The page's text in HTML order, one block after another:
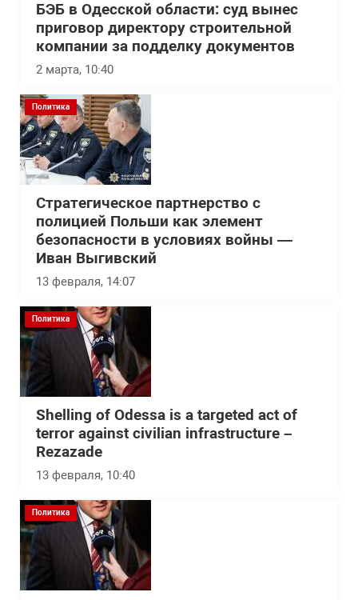
БЭБ в Одесской области: суд вынес
приговор директору строительной
компании за подделку документов
2 марта, 10:40
Политика
Стратегическое партнерство с
полицией Польши как элемент
безопасности в условиях войны —
Иван Выгивский
13 февраля, 14:07
Политика
Shelling of Odessa is a targeted act of
terror against civilian infrastructure –
Rezazade
13 февраля, 10:40
Политика